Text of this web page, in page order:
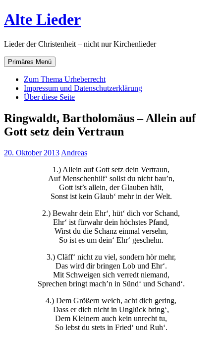
Zum
Inhalt
Alte Lieder
Lieder der Christenheit – nicht nur Kirchenlieder
Primäres Menü
Zum Thema Urheberrecht
Impressum und Datenschutzerklärung
Über diese Seite
Ringwaldt, Bartholomäus – Allein auf
Gott setz dein Vertraun
20. Oktober 2013 Andreas
1.) Allein auf Gott setz dein Vertraun,
Auf Menschenhilf‘ sollst du nicht bau’n,
Gott ist’s allein, der Glauben hält,
Sonst ist kein Glaub‘ mehr in der Welt.
2.) Bewahr dein Ehr‘, hüt‘ dich vor Schand,
Ehr‘ ist fürwahr dein höchstes Pfand,
Wirst du die Schanz einmal versehn,
So ist es um dein‘ Ehr‘ geschehn.
3.) Cläff‘ nicht zu viel, sondern hör mehr,
Das wird dir bringen Lob und Ehr‘.
Mit Schweigen sich verredt niemand,
Sprechen bringt mach’n in Sünd‘ und Schand‘.
4.) Dem Größern weich, acht dich gering,
Dass er dich nicht in Unglück bring‘,
Dem Kleinern auch kein unrecht tu,
So lebst du stets in Fried‘ und Ruh‘.